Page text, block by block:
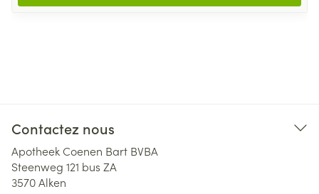
Contactez nous
Apotheek Coenen Bart BVBA
Steenweg 121 bus ZA
3570Alken